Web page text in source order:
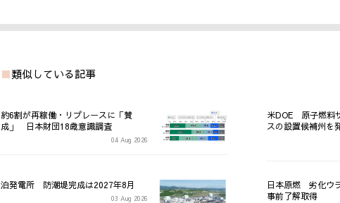
類似している記事
約6割が再稼働・リプレースに「賛
成」 日本財団18歳意識調査
04 Aug 2026
米DOE 原子燃料
スの設置候補州を
泊発電所 防潮堤完成は2027年8月
03 Aug 2026
日本原燃 劣化ウ
事前了解取得